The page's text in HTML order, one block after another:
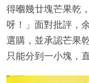
得嗰幾廿塊芒果乾
呀！」面對批評，
選購，並承認芒果
只能分到一小塊，